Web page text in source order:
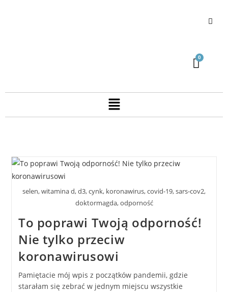
selen, witamina d, d3, cynk, koronawirus, covid-19, sars-cov2,
doktormagda, odporność
To poprawi Twoją odporność!
Nie tylko przeciw
koronawirusowi
Pamiętacie mój wpis z początków pandemii, gdzie
starałam się zebrać w jednym miejscu wszystkie